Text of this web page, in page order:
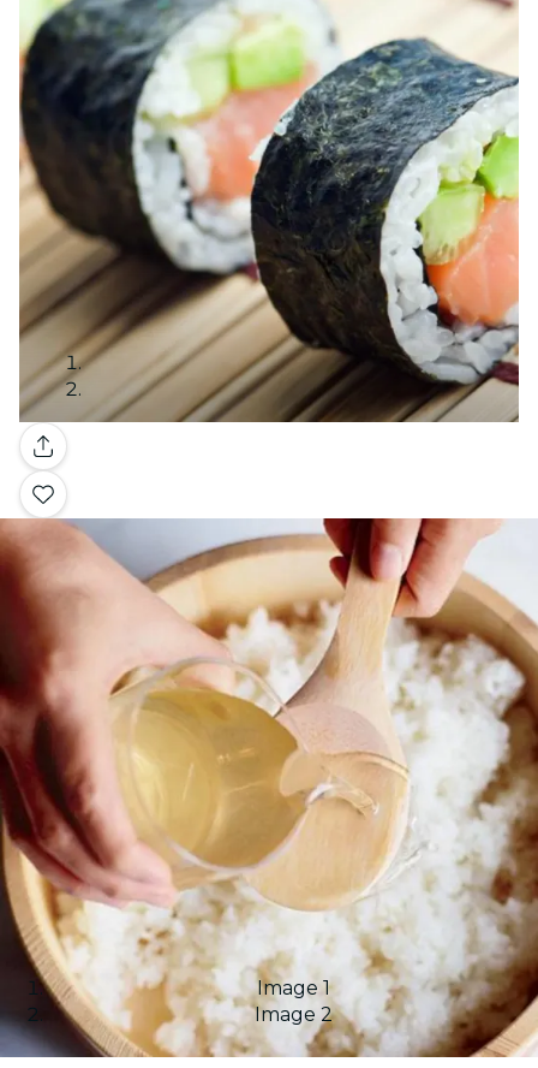
Galerie
Image 1
Image 2